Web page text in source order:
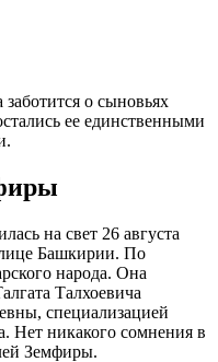
о сыновьях
ее единственными
на свет 26 августа
Башкирии. По
народа. Она
Талхоевича
специализацией
Нет никакого сомнения в
Земфиры.